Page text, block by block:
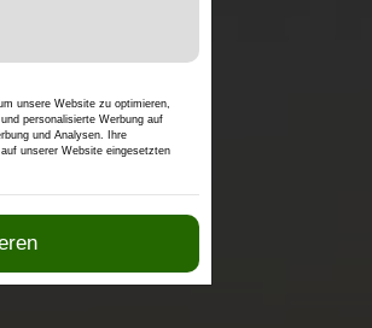
der Karten-
unsere Website zu optimieren,
personalisierte Werbung auf
und Analysen. Ihre
unserer Website eingesetzten